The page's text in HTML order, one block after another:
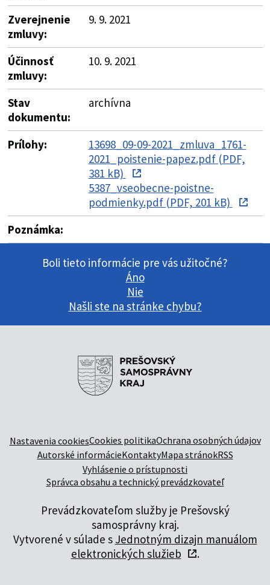
Zverejnenie
zmluvy:
9. 9. 2021
Účinnosť
zmluvy:
10. 9. 2021
Stav
dokumentu:
archívna
Prílohy:
13698_09-09-2021_zmluva_1761-
2021_poistenie-papez.pdf (PDF,
381 kB)
5387_vseobecne-poistne-
podmienky.pdf (PDF, 201 kB)
Poznámka:
Boli tieto informácie pre vás užitočné?
Áno
Nie
Našli ste na stránke chybu?
Nastavenia cookiesCookies politikaOchrana osobných údajov
Autorské informácieKontaktyMapa stránokRSS
Vyhlásenie o prístupnosti
Správca obsahu a technický prevádzkovateľ
Prevádzkovateľom služby je Prešovský
samosprávny kraj.
Vytvorené v súlade s Jednotným dizajn manuálom
elektronických služieb
.